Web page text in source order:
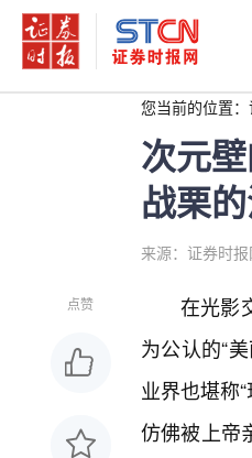
您当前的位置：
次元
战栗
来源：证券时报
点赞
在光影
为公认的“
业界也堪称
仿佛被上帝